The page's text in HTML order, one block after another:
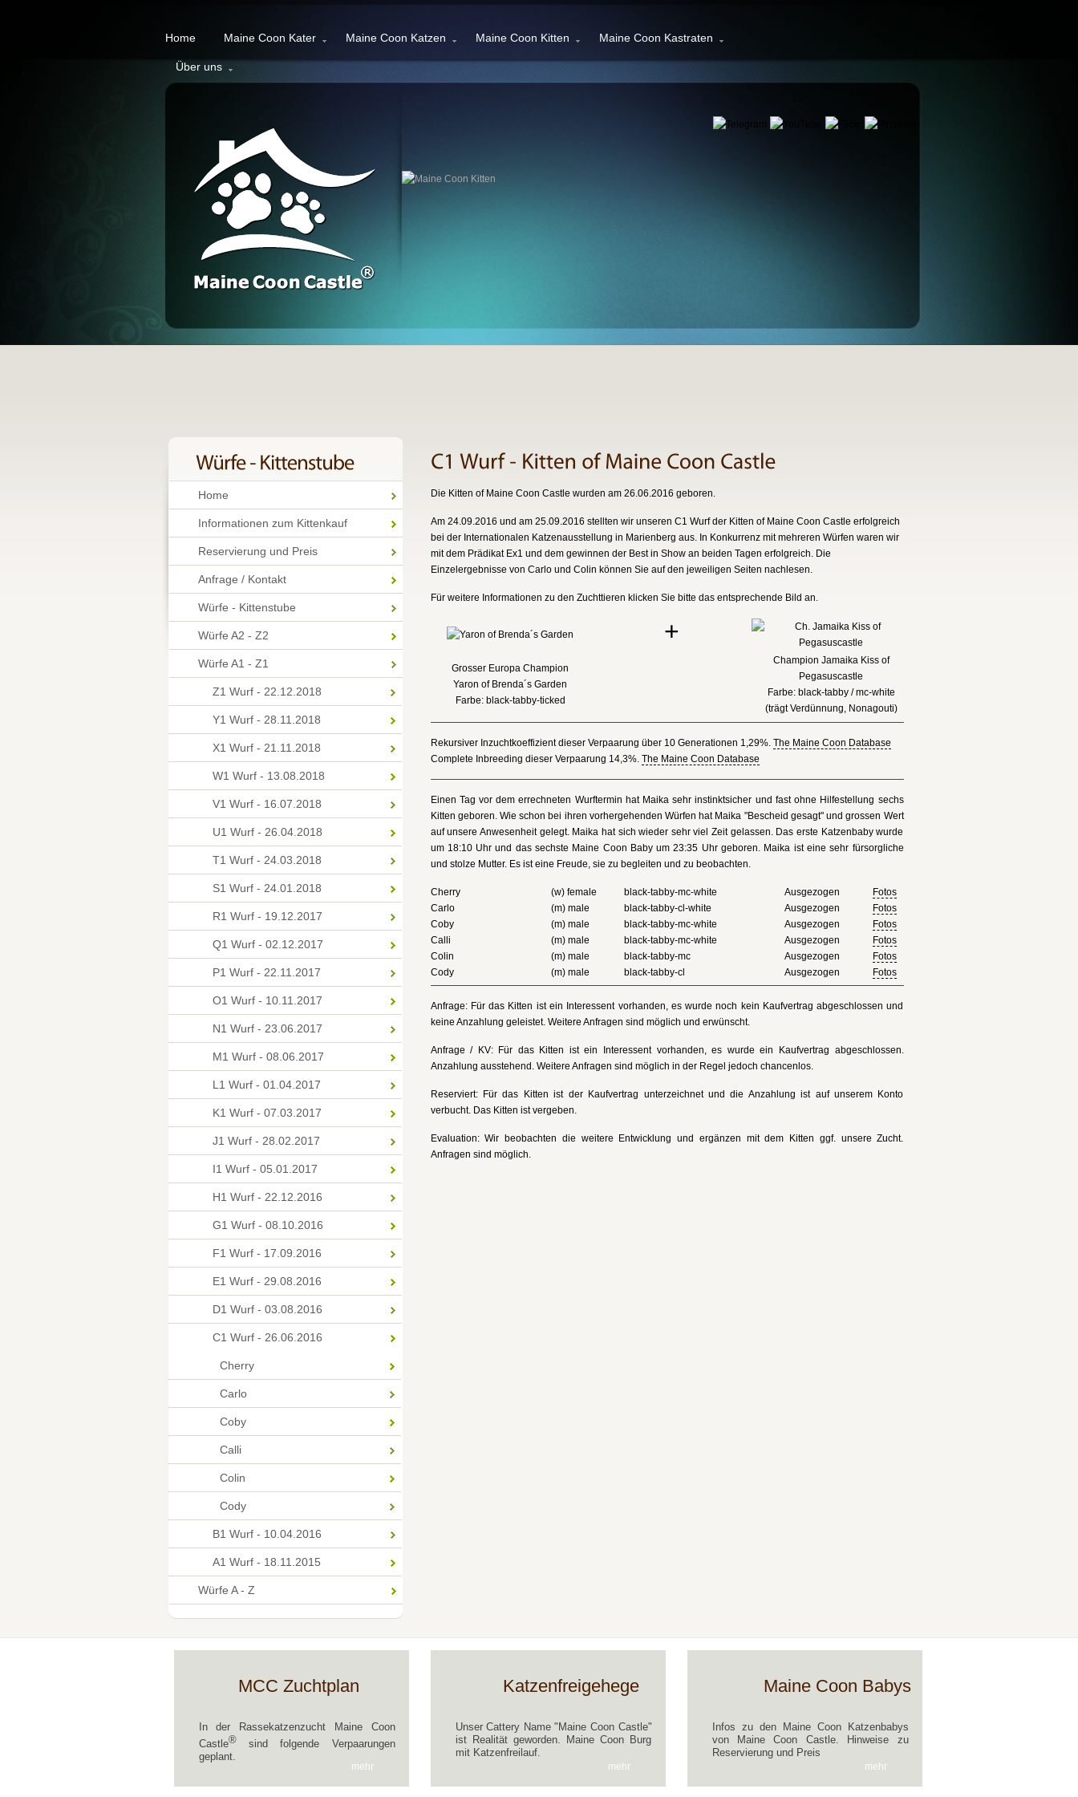
Home Maine Coon Kater Maine Coon Katzen Maine Coon Kitten Maine Coon Kastraten
Über uns
Die Kitten of Maine Coon Castle wurden am 26.06.2016 geboren.
Am 24.09.2016 und am 25.09.2016 stellten wir unseren C1 Wurf der Kitten of Maine Coon Castle erfolgreich
bei der Internationalen Katzenausstellung in Marienberg aus. In Konkurrenz mit mehreren Würfen waren wir
mit dem Prädikat Ex1 und dem gewinnen der Best in Show an beiden Tagen erfolgreich. Die
Einzelergebnisse von Carlo und Colin können Sie auf den jeweiligen Seiten nachlesen.
Für weitere Informationen zu den Zuchttieren klicken Sie bitte das entsprechende Bild an.
+
Grosser Europa Champion
Yaron of Brenda´s Garden
Farbe: black-tabby-ticked
Champion Jamaika Kiss of
Pegasuscastle
Farbe: black-tabby / mc-white
(trägt Verdünnung, Nonagouti)
Rekursiver Inzuchtkoeffizient dieser Verpaarung über 10 Generationen 1,29%. The Maine Coon Database
Complete Inbreeding dieser Verpaarung 14,3%. The Maine Coon Database
Einen Tag vor dem errechneten Wurftermin hat Maika sehr instinktsicher und fast ohne Hilfestellung sechs
Kitten geboren. Wie schon bei ihren vorhergehenden Würfen hat Maika "Bescheid gesagt" und grossen Wert
auf unsere Anwesenheit gelegt. Maika hat sich wieder sehr viel Zeit gelassen. Das erste Katzenbaby wurde
um 18:10 Uhr und das sechste Maine Coon Baby um 23:35 Uhr geboren. Maika ist eine sehr fürsorgliche
und stolze Mutter. Es ist eine Freude, sie zu begleiten und zu beobachten.
Cherry (w) female black-tabby-mc-white Ausgezogen
Fotos
Carlo
(m) male black-tabby-cl-white Ausgezogen
Fotos
Coby
(m) male black-tabby-mc-white Ausgezogen
Fotos
Calli
(m) male black-tabby-mc-white Ausgezogen
Fotos
Colin
(m) male black-tabby-mc Ausgezogen
Fotos
Cody
(m) male black-tabby-cl Ausgezogen Fotos
Anfrage: Für das Kitten ist ein Interessent vorhanden, es wurde noch kein Kaufvertrag abgeschlossen und
keine Anzahlung geleistet. Weitere Anfragen sind möglich und erwünscht.
Anfrage / KV: Für das Kitten ist ein Interessent vorhanden, es wurde ein Kaufvertrag abgeschlossen.
Anzahlung ausstehend. Weitere Anfragen sind möglich in der Regel jedoch chancenlos.
Reserviert: Für das Kitten ist der Kaufvertrag unterzeichnet und die Anzahlung ist auf unserem Konto
verbucht. Das Kitten ist vergeben.
Evaluation: Wir beobachten die weitere Entwicklung und ergänzen mit dem Kitten ggf. unsere Zucht.
Anfragen sind möglich.
Home
Informationen zum Kittenkauf
Reservierung und Preis
Anfrage / Kontakt
Würfe - Kittenstube
Würfe A2 - Z2
Würfe A1 - Z1
Z1 Wurf - 22.12.2018
Y1 Wurf - 28.11.2018
X1 Wurf - 21.11.2018
W1 Wurf - 13.08.2018
V1 Wurf - 16.07.2018
U1 Wurf - 26.04.2018
T1 Wurf - 24.03.2018
S1 Wurf - 24.01.2018
R1 Wurf - 19.12.2017
Q1 Wurf - 02.12.2017
P1 Wurf - 22.11.2017
O1 Wurf - 10.11.2017
N1 Wurf - 23.06.2017
M1 Wurf - 08.06.2017
L1 Wurf - 01.04.2017
K1 Wurf - 07.03.2017
J1 Wurf - 28.02.2017
I1 Wurf - 05.01.2017
H1 Wurf - 22.12.2016
G1 Wurf - 08.10.2016
F1 Wurf - 17.09.2016
E1 Wurf - 29.08.2016
D1 Wurf - 03.08.2016
C1 Wurf - 26.06.2016
Cherry
Carlo
Coby
Calli
Colin
Cody
B1 Wurf - 10.04.2016
A1 Wurf - 18.11.2015
Würfe A - Z
MCC Zuchtplan
In der Rassekatzenzucht Maine Coon
Castle®sind folgende Verpaarungen
geplant.
mehr
Katzenfreigehege
Unser Cattery Name "Maine Coon Castle"
ist Realität geworden. Maine Coon Burg
mit Katzenfreilauf.
mehr
Maine Coon Babys
Infos zu den Maine Coon Katzenbabys
von Maine Coon Castle. Hinweise zu
Reservierung und Preis
mehr